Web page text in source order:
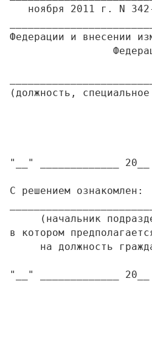
ноября 2011 г. N
Федерации и внесении
(должность,
"__" _____________
С решением ознакомлен:
(начальник
в котором
на должность